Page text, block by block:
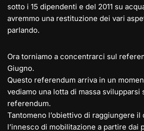
sotto i 15 dipendenti e del 2011 su
avremmo una restituzione dei vari
parlando.
Ora torniamo a concentrarci sul
Giugno.
Questo referendum arriva in un
vediamo una lotta di massa svilupparsi
referendum.
Tantomeno l’obiettivo di raggiungere il
l’innesco di mobilitazione a partire dai